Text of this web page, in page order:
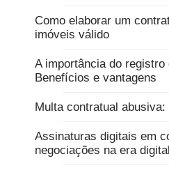
Como elaborar um
imóveis válido
A importância do
Benefícios e vantagens
Multa contratual
Assinaturas digitais em
negociações na era digital